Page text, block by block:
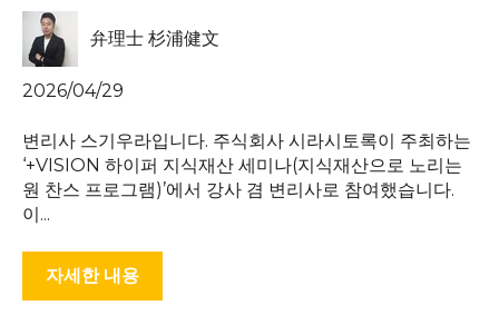
弁理士 杉浦健文
2026/04/29
변리사 스기우라입니다. 주식회사 시라시토록이 주최하는
‘+VISION 하이퍼 지식재산 세미나(지식재산으로 노리는
원 찬스 프로그램)’에서 강사 겸 변리사로 참여했습니다.
이...
자세한 내용